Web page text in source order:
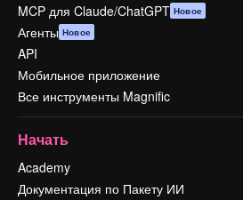
MCP для Claude/ChatGPT Новое
Агенты Новое
API
Мобильное приложение
Все инструменты Magnific
Начать
Academy
Документация по Пакету ИИ